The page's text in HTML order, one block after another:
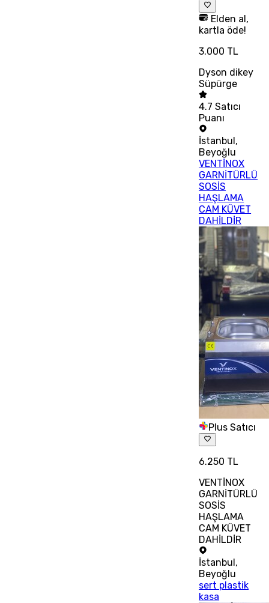
Elden al,
kartla öde!
3.000 TL
Dyson dikey
Süpürge
4.7 Satıcı
Puanı
İstanbul,
Beyoğlu
VENTİNOX
GARNİTÜRLÜ
SOSİS
HAŞLAMA
CAM KÜVET
DAHİLDİR
Plus Satıcı
6.250 TL
VENTİNOX
GARNİTÜRLÜ
SOSİS
HAŞLAMA
CAM KÜVET
DAHİLDİR
İstanbul,
Beyoğlu
sert plastik
kasa